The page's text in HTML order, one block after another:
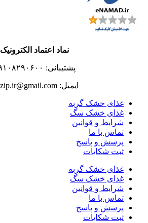
نماد اعتماد الکترونیک
پشتیبانی: ۰۹۱۰۸۲۹۰۶۰۰
ایمیل: petzip.ir@gmail.com
غذای خشک گربه
غذای خشک سگ
شرایط و قوانین
تماس با ما
پرسش و پاسخ
ثبت شکایات
غذای خشک گربه
غذای خشک سگ
شرایط و قوانین
تماس با ما
پرسش و پاسخ
ثبت شکایات